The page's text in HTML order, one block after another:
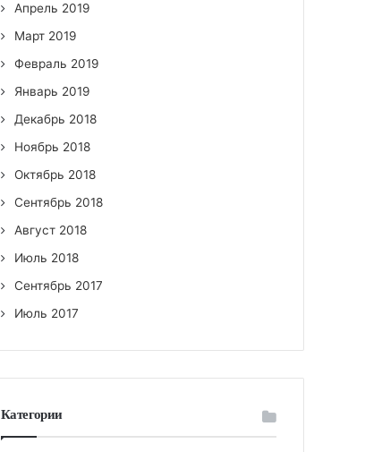
Апрель 2019
Март 2019
Февраль 2019
Январь 2019
Декабрь 2018
Ноябрь 2018
Октябрь 2018
Сентябрь 2018
Август 2018
Июль 2018
Сентябрь 2017
Июль 2017
Категории